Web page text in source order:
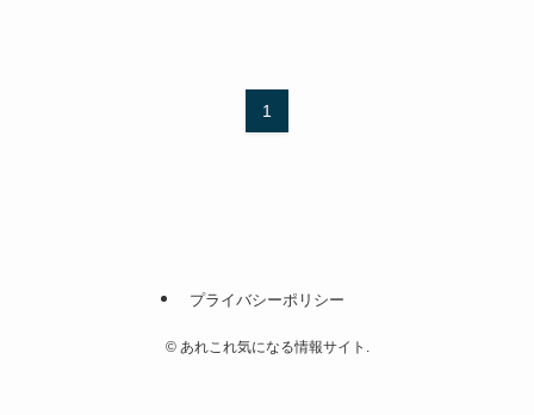
1
プライバシーポリシー
©あれこれ気になる情報サイト.